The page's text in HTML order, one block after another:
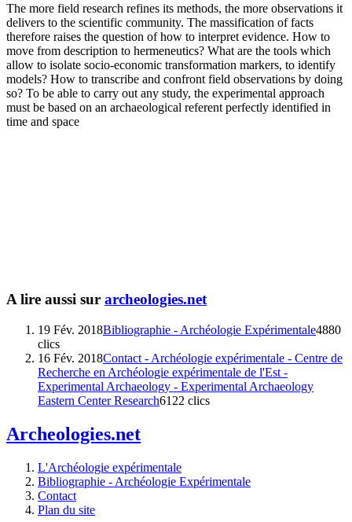
The more field research refines its methods, the more observations it
delivers to the scientific community. The massification of facts
therefore raises the question of how to interpret evidence. How to
move from description to hermeneutics? What are the tools which
allow to isolate socio-economic transformation markers, to identify
models? How to transcribe and confront field observations by doing
so? To be able to carry out any study, the experimental approach
must be based on an archaeological referent perfectly identified in
time and space
A lire aussi sur archeologies.net
19 Fév. 2018Bibliographie - Archéologie Expérimentale4880
clics
16 Fév. 2018Contact - Archéologie expérimentale - Centre de
Recherche en Archéologie expérimentale de l'Est -
Experimental Archaeology - Experimental Archaeology
Eastern Center Research6122 clics
Archeologies.net
L'Archéologie expérimentale
Bibliographie - Archéologie Expérimentale
Contact
Plan du site